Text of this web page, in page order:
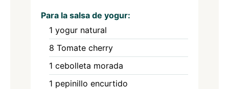
Para la salsa de yogur:
1 yogur natural
8 Tomate cherry
1 cebolleta morada
1 pepinillo encurtido